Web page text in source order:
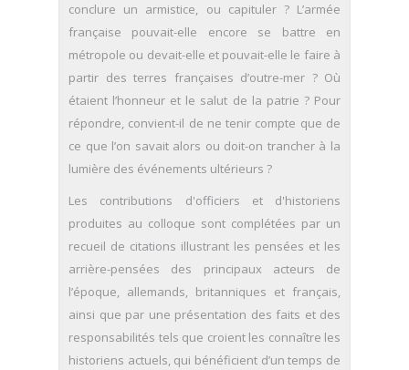
conclure un armistice, ou capituler ? L’armée
française pouvait-elle encore se battre en
métropole ou devait-elle et pouvait-elle le faire à
partir des terres françaises d’outre-mer ? Où
étaient l’honneur et le salut de la patrie ? Pour
répondre, convient-il de ne tenir compte que de
ce que l’on savait alors ou doit-on trancher à la
lumière des événements ultérieurs ?
Les contributions d'officiers et d'historiens
produites au colloque sont complétées par un
recueil de citations illustrant les pensées et les
arrière-pensées des principaux acteurs de
l’époque, allemands, britanniques et français,
ainsi que par une présentation des faits et des
responsabilités tels que croient les connaître les
historiens actuels, qui bénéficient d’un temps de